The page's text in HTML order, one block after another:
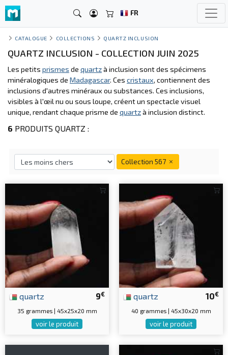
FR
CATALOGUE COLLECTIONS QUARTZ INCLUSION
QUARTZ INCLUSION - COLLECTION JUIN 2025
Les petits prismes de quartzà inclusion sont des spécimens
minéralogiques de Madagascar. Ces cristaux, contiennent des
inclusions d'autres minéraux ou substances. Ces inclusions,
visibles à l'œil nu ou sous loupe, créent un spectacle visuel
unique, rendant chaque prisme de quartzà inclusion distinct.
6 PRODUITS QUARTZ :
Collection 567
9€
quartz
35 grammes | 45x25x20 mm
voir le produit
10€
quartz
40 grammes | 45x30x20 mm
voir le produit